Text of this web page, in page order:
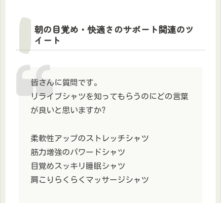
朝の目覚め・快適さのサポート関連のツ
イート
皆さんに質問です。
リライブシャツを知ってもらうのにどの言葉
が良いと思いますか?
柔軟性アップのストレッチシャツ
筋力増強のパワードシャツ
目覚めスッキリ睡眠シャツ
肩こりらくらくマッサージシャツ